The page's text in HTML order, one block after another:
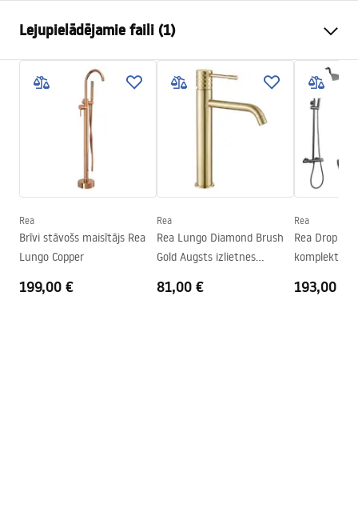
Uzstādīšanas veids
Krāsa
Matēts zelts
Izteces veids
Fiksēta
Izsmidzinātāja sasniedzamība
Pārklājuma tehnoloģija
Savienojuma diametrs
1/2 collas
Modelis
Garantija
24 mēneši
Lejupielādējamie faili (1)
Garantijas noteikumi
Warranty_Terms_and_Conditions_Accessories_-_24.pdf
Rea
Brīvi stāvošs maisītājs Rea
Lungo Copper
199,00 €
Rea
Rea Lungo Diamond Brush
Gold Augsts izlietnes
81,00 €
Rea
Rea Drop
komplekts
193,00 €